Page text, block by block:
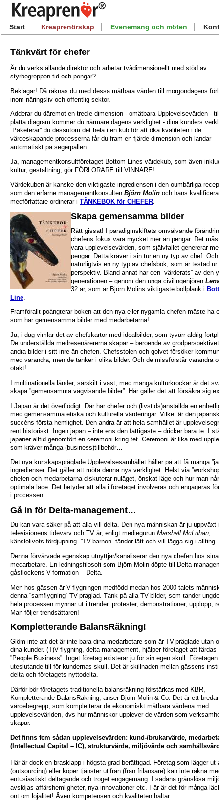
Start Kreaprenörskap Evenemang och möten
Tänkvärt för chefer
Är du verkställande direktör och arbetar tvådimensionellt med stöd av
styrbegreppen tid och pengar?
Beklagar! Då räknas du med dessa mätbara värden till morgondagens
inom näringsliv och offentlig sektor.
Adderar du däremot en tredje dimension - omätbara Upplevelsevärden -
platta diagram kommer du närmare dagens verklighet - dina kunders
”Paketerar” du dessutom det hela i en kub för att öka kvaliteten i de
värdeskapande processerna får du fram en fjärde dimension och landar
automatiskt på segerpallen.
Ja, managementkonsultföretaget Bottom Lines värdekub, som även
kultur, gestaltning, gör FÖRLORARE till VINNARE!
Värdekuben är kanske den viktigaste ingrediensen i den oumbärliga
som den erfarne managementkonsulten Björn Molin och hans
medförfattare ordinerar i TÄNKEBOK för CHEFER
Skapa gemensamma bilder
Rätt gissat! I paradigmskiftets omvälvande
chefens fokus vara mycket mer än pengar. Det
vara upplevelsevärden, som självfallet genererar
pengar. Detta kräver i sin tur en ny typ av chef. Och
naturligtvis en ny typ av chefsbok, som är testad ur
perspektiv. Bland annat har den ”värderats” av den
generationen – genom den unga civilingenjören
32 år, som är Björn Molins viktigaste bollplank i
Line
Framförallt poängterar boken att den nya eller nygamla chefen måste ha
som har gemensamma bilder med medarbetarna!
Ja, i dag vimlar det av chefskartor med idealbilder, som tyvärr aldrig
De underställda medresenärererna skapar – beroende av
andra bilder i sitt inre än chefen. Chefsstolen och golvet försöker
med varandra, men de tänker i olika bilder. Och de missförstår varandra
otakt!
I multinationella länder, särskilt i väst, med många kulturkrockar är det
skapa ”gemensamma vägvisande bilder”. Här gäller det att försäkra sig
I Japan är det överflödigt. Där har chefer och (livstids)anställda en
med gemensamma etiska och kulturella värderingar. Vilket är den
succéns första hemlighet. Den andra är att hela samhället är
rent historiskt. Ingen japan – inte ens den fattigaste – dricker bara te. I
japaner alltid genomfört en ceremoni kring tet. Ceremoni är lika med
som kräver många (business)tillbehör…
Det nya kunskapspräglade Upplevelsesamhället håller på att få många
ingredienser. Det gäller att möta denna nya verklighet. Helst via
chefen och medarbetarna diskuterar nuläget, önskat läge och hur man
optimala läge. Det betyder att alla i företaget involveras och engageras
i processen.
Gå in för Delta-management…
Du kan vara säker på att alla vill delta. Den nya människan är ju uppväxt i
televisionens tidevarv och TV är, enligt mediegurun Marshall McLuhan,
känslolivets fördjupning. ”TV-barnen” tänder lätt och vill lägga sig i allting.
Denna förvärvade egenskap utnyttjar/kanaliserar den nya chefen hos sina
medarbetare. En ledningsfilosofi som Björn Molin döpte till Delta-
gåsflockens V-formation – Delta.
Men hos gässen är V-flygningen medfödd medan hos 2000-talets
denna ”samflygning” TV-präglad. Tänk på alla TV-bilder, som tänder
hela processen mynnar ut i trender, protester, demonstrationer, upplopp,
Man följer trendsättaren!
Kompletterande BalansRäkning!
Glöm inte att det är inte bara dina medarbetare som är TV-präglade utan
dina kunder. (T)V-flygning, delta-management, hjälper företaget att färdas
”People Business”. Inget företag existerar ju för sin egen skull.
uteslutande till för kundernas skull. Det är skillnaden mellan gässens
delta och företagets nyttodelta.
Därför bör företagets traditionella balansräkning förstärkas med KBR,
Kompletterande BalansRäkning, anser Björn Molin & Co. Det är ett
värdebegrepp, som kompletterar de ekonomiskt mätbara värdena med
upplevelsevärlden, dvs hur människor upplever de värden som
skapar.
Det finns fem sådan upplevelsevärden: kund-/brukarvärde,
(Intellectual Capital – IC), strukturvärde, miljövärde och
Här är dock en brasklapp i högsta grad berättigad. Företag som lägger ut
(outsourcing) eller köper tjänster utifrån (från frilansare) kan inte räkna
entusiastiskt deltagande och troget engagemang. I sådana gränslösa
avslöjas affärshemligheter, nya innovationer etc. Här är det för många
ont om lojalitet! Även kompetensen och kvaliteten haltar.